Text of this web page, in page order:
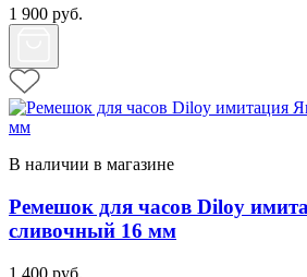
1 900 руб.
В наличии в магазине
Ремешок для часов Diloy
сливочный 16 мм
1 400 руб.